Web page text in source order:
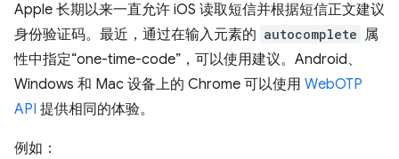
Apple 长期以来一直允许 iOS 读取短信并根据短信正文建议
身份验证码。最近，通过在输入元素的 autocomplete 属
性中指定“one-time-code”，可以使用建议。Android、
Windows 和 Mac 设备上的 Chrome 可以使用 WebOTP
API 提供相同的体验。
例如：